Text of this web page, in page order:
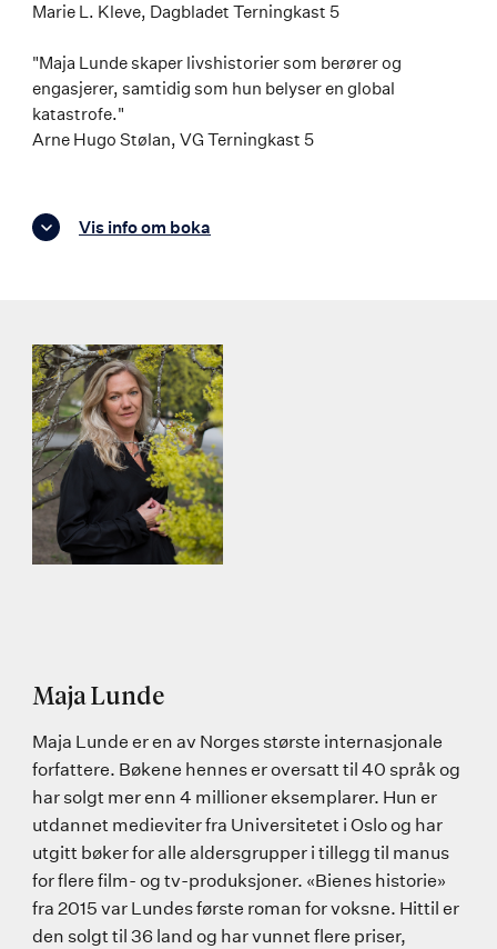
Marie L. Kleve, Dagbladet Terningkast 5
"Maja Lunde skaper livshistorier som berører og
engasjerer, samtidig som hun belyser en global
katastrofe."
Arne Hugo Stølan, VG Terningkast 5
Vis info om boka
Maja Lunde
Maja Lunde er en av Norges største internasjonale
forfattere. Bøkene hennes er oversatt til 40 språk og
har solgt mer enn 4 millioner eksemplarer. Hun er
utdannet medieviter fra Universitetet i Oslo og har
utgitt bøker for alle aldersgrupper i tillegg til manus
for flere film- og tv-produksjoner. «Bienes historie»
fra 2015 var Lundes første roman for voksne. Hittil er
den solgt til 36 land og har vunnet flere priser,